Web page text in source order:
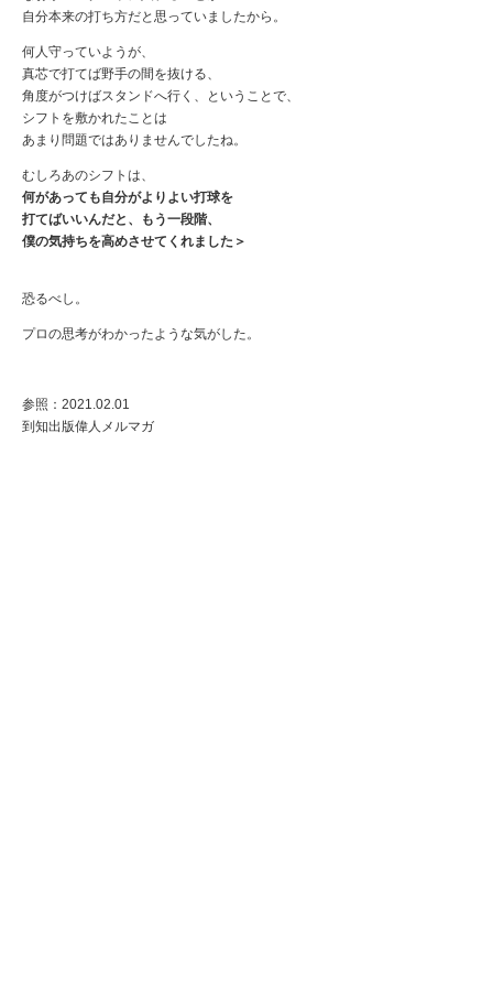
自分本来の打ち方だと思っていましたから。
何人守っていようが、
真芯で打てば野手の間を抜ける、
角度がつけばスタンドへ行く、ということで、
シフトを敷かれたことは
あまり問題ではありませんでしたね。
むしろあのシフトは、
何があっても自分がよりよい打球を
打てばいいんだと、もう一段階、
僕の気持ちを高めさせてくれました＞
恐るべし。
プロの思考がわかったような気がした。
参照：2021.02.01
到知出版偉人メルマガ